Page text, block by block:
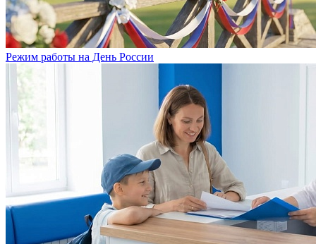
Режим работы на День России